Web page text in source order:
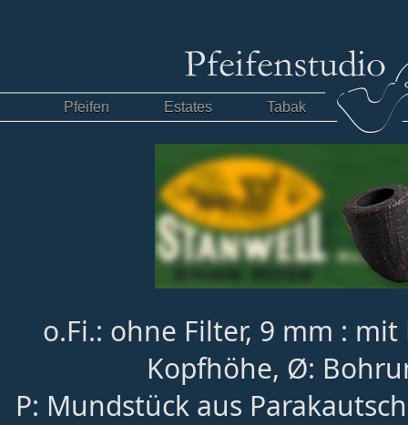
Pfeifen Estates Tabak
o.Fi.: ohne Filter, 9 mm :
Kopfhöhe, Ø:
P: Mundstück aus